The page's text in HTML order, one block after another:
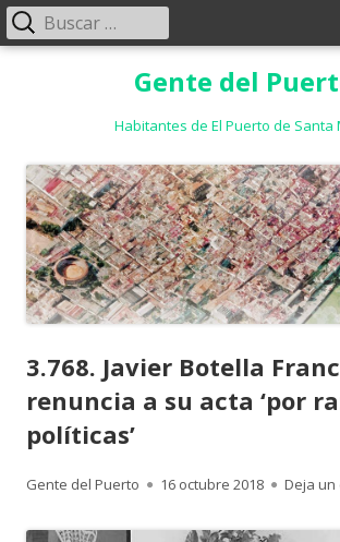
Gente del
Habitantes de El Puerto de Santa
Menú
Buscar:
3.768. Javier Botella
renuncia a su acta ‘por
políticas’
Autor
Gente del Puerto
Publicado
16 octubre 2018 Deja un